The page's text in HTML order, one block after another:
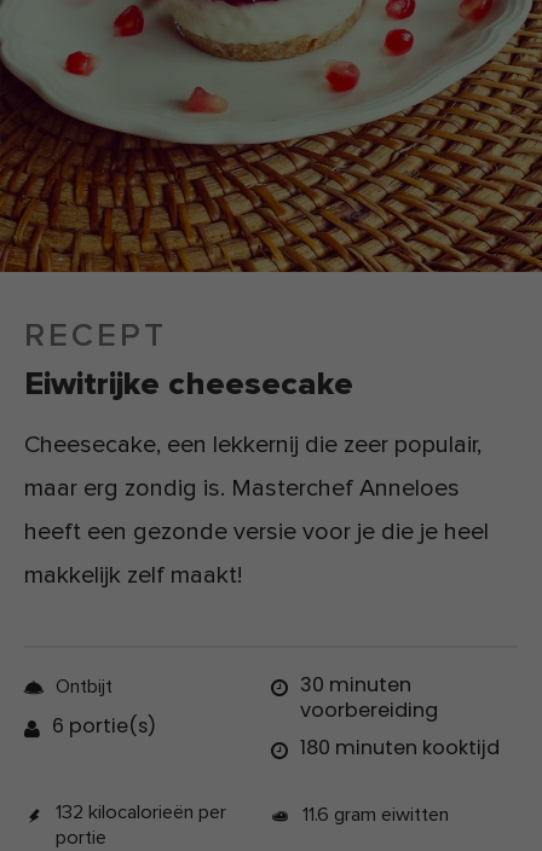
RECEPT
Eiwitrijke cheesecake
Cheesecake, een lekkernij die zeer populair,
maar erg zondig is. Masterchef Anneloes
heeft een gezonde versie voor je die je heel
makkelijk zelf maakt!
Ontbijt
6 portie(s)
30 minuten
voorbereiding
180 minuten kooktijd
132 kilocalorieën per
portie
11.6 gram eiwitten